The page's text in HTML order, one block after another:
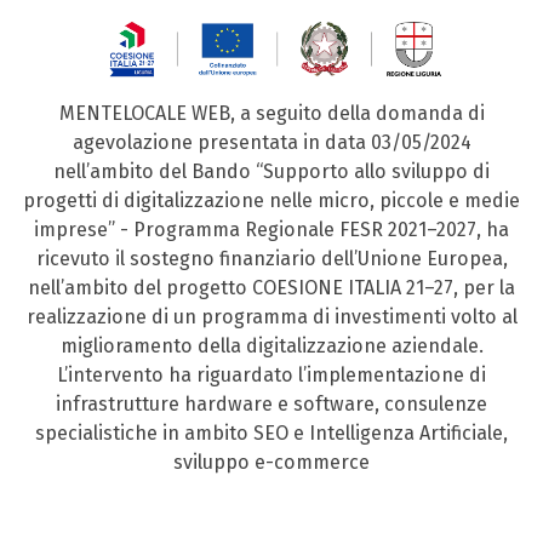
MENTELOCALE WEB, a seguito della domanda di
agevolazione presentata in data 03/05/2024
nell’ambito del Bando “Supporto allo sviluppo di
progetti di digitalizzazione nelle micro, piccole e medie
imprese” - Programma Regionale FESR 2021–2027, ha
ricevuto il sostegno finanziario dell’Unione Europea,
nell’ambito del progetto COESIONE ITALIA 21–27, per la
realizzazione di un programma di investimenti volto al
miglioramento della digitalizzazione aziendale.
L’intervento ha riguardato l’implementazione di
infrastrutture hardware e software, consulenze
specialistiche in ambito SEO e Intelligenza Artificiale,
sviluppo e-commerce